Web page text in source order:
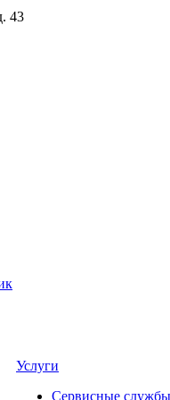
43
Услуги
Сервисные службы